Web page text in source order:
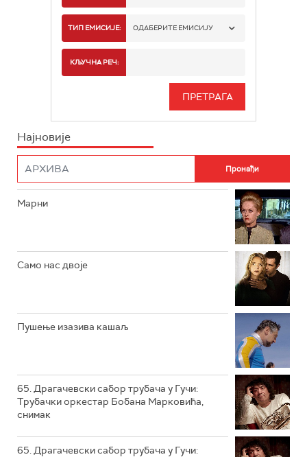
РТС 1
РТС 3
ТИП ЕМИСИЈЕ: ОДАБЕРИТЕ ЕМИСИЈУ
ИНФО
КЉУЧНА РЕЧ:
Најновије
Марни
Само нас двоје
Пушење изазива кашаљ
65. Драгачевски сабор трубача у Гучи:
Трубачки оркестар Бобана Марковића,
снимак
65. Драгачевски сабор трубача у Гучи: